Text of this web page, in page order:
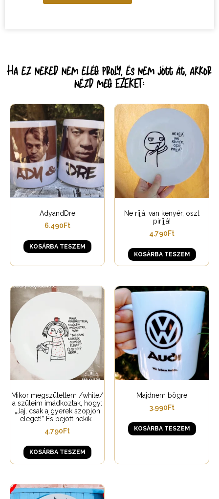
Ha ez neked nem elég proly, és nem jött át, akkor
nézd meg EZEKET:
AdyandDre
6.490Ft
KOSÁRBA TESZEM
Ne ríjjá, van kenyér, oszt
piríjjá!
4.790Ft
KOSÁRBA TESZEM
Mikor megszülettem /white/
a szüleim imádkoztak, hogy:
„Jaj, csak a gyerek szopjon
eleget!” És bejött nekik…
4.790Ft
KOSÁRBA TESZEM
Majdnem bögre
3.990Ft
KOSÁRBA TESZEM